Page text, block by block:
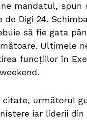
mandatul, spun
Digi 24.
să fie gata
Ultimele
funcțiilor în
următorul
iar liderii din